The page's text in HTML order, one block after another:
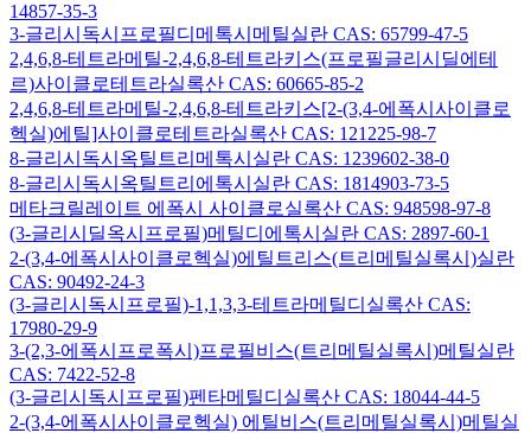
14857-35-3
3-글리시독시프로필디메톡시메틸실란 CAS: 65799-47-5
2,4,6,8-테트라메틸-2,4,6,8-테트라키스(프로필글리시딜에테
르)사이클로테트라실록산 CAS: 60665-85-2
2,4,6,8-테트라메틸-2,4,6,8-테트라키스[2-(3,4-에폭시사이클로
헥실)에틸]사이클로테트라실록산 CAS: 121225-98-7
8-글리시독시옥틸트리메톡시실란 CAS: 1239602-38-0
8-글리시독시옥틸트리에톡시실란 CAS: 1814903-73-5
메타크릴레이트 에폭시 사이클로실록산 CAS: 948598-97-8
(3-글리시딜옥시프로필)메틸디에톡시실란 CAS: 2897-60-1
2-(3,4-에폭시사이클로헥실)에틸트리스(트리메틸실록시)실란
CAS: 90492-24-3
(3-글리시독시프로필)-1,1,3,3-테트라메틸디실록산 CAS:
17980-29-9
3-(2,3-에폭시프로폭시)프로필비스(트리메틸실록시)메틸실란
CAS: 7422-52-8
(3-글리시독시프로필)펜타메틸디실록산 CAS: 18044-44-5
2-(3,4-에폭시사이클로헥실) 에틸비스(트리메틸실록시)메틸실